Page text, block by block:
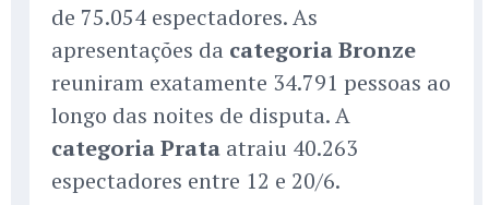
de 75.054 espectadores. As
apresentações da categoria Bronze
reuniram exatamente 34.791 pessoas ao
longo das noites de disputa. A
categoria Prata atraiu 40.263
espectadores entre 12 e 20/6.